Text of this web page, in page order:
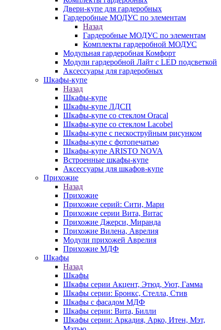
Двери-купе для гардеробных
Гардеробные МОДУС по элементам
Назад
Гардеробные МОДУС по элементам
Комплекты гардеробной МОДУС
Модульная гардеробная Комфорт
Модули гардеробной Лайт с LED подсветкой
Аксессуары для гардеробных
Шкафы-купе
Назад
Шкафы-купе
Шкафы-купе ЛДСП
Шкафы-купе со стеклом Oracal
Шкафы-купе со стеклом Lacobel
Шкафы-купе с пескоструйным рисунком
Шкафы-купе с фотопечатью
Шкафы-купе ARISTO NOVA
Встроенные шкафы-купе
Аксессуары для шкафов-купе
Прихожие
Назад
Прихожие
Прихожие серий: Сити, Мари
Прихожие серии Вита, Витас
Прихожие Джерси, Миранда
Прихожие Вилена, Аврелия
Модули прихожей Аврелия
Прихожие МДФ
Шкафы
Назад
Шкафы
Шкафы серии Акцент, Этюд, Уют, Гамма
Шкафы серии: Бронкс, Стелла, Стив
Шкафы с фасадом МДФ
Шкафы серии: Вита, Билли
Шкафы серии: Аркадия, Арко, Итен, Мэт,